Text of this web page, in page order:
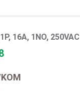
16A, 1NO, 250VAC